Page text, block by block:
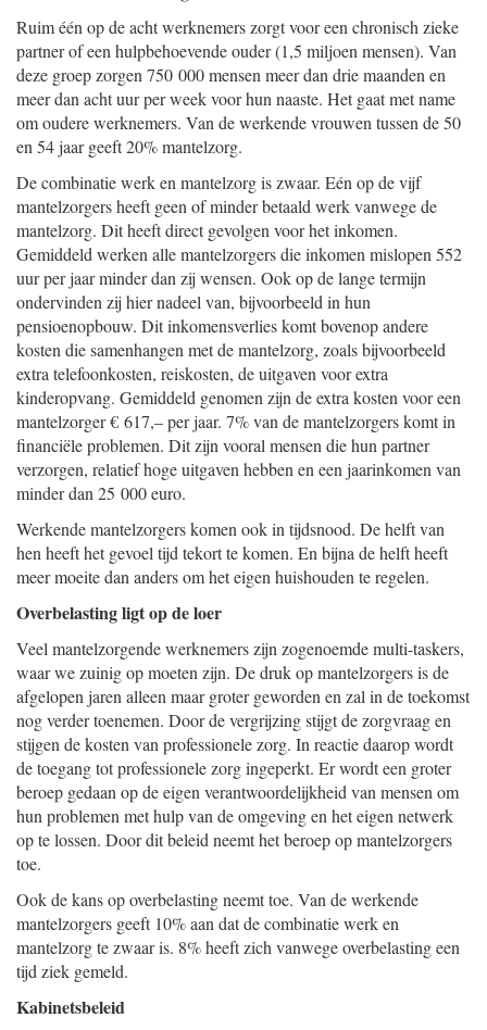
Ruim één op de acht werknemers zorgt voor een chronisch zieke
partner of een hulpbehoevende ouder (1,5 miljoen mensen). Van
deze groep zorgen 750 000 mensen meer dan drie maanden en
meer dan acht uur per week voor hun naaste. Het gaat met name
om oudere werknemers. Van de werkende vrouwen tussen de 50
en 54 jaar geeft 20% mantelzorg.
De combinatie werk en mantelzorg is zwaar. Eén op de vijf
mantelzorgers heeft geen of minder betaald werk vanwege de
mantelzorg. Dit heeft direct gevolgen voor het inkomen.
Gemiddeld werken alle mantelzorgers die inkomen mislopen 552
uur per jaar minder dan zij wensen. Ook op de lange termijn
ondervinden zij hier nadeel van, bijvoorbeeld in hun
pensioenopbouw. Dit inkomensverlies komt bovenop andere
kosten die samenhangen met de mantelzorg, zoals bijvoorbeeld
extra telefoonkosten, reiskosten, de uitgaven voor extra
kinderopvang. Gemiddeld genomen zijn de extra kosten voor een
mantelzorger € 617,– per jaar. 7% van de mantelzorgers komt in
financiële problemen. Dit zijn vooral mensen die hun partner
verzorgen, relatief hoge uitgaven hebben en een jaarinkomen van
minder dan 25 000 euro.
Werkende mantelzorgers komen ook in tijdsnood. De helft van
hen heeft het gevoel tijd tekort te komen. En bijna de helft heeft
meer moeite dan anders om het eigen huishouden te regelen.
Overbelasting ligt op de loer
Veel mantelzorgende werknemers zijn zogenoemde multi-taskers,
waar we zuinig op moeten zijn. De druk op mantelzorgers is de
afgelopen jaren alleen maar groter geworden en zal in de toekomst
nog verder toenemen. Door de vergrijzing stijgt de zorgvraag en
stijgen de kosten van professionele zorg. In reactie daarop wordt
de toegang tot professionele zorg ingeperkt. Er wordt een groter
beroep gedaan op de eigen verantwoordelijkheid van mensen om
hun problemen met hulp van de omgeving en het eigen netwerk
op te lossen. Door dit beleid neemt het beroep op mantelzorgers
toe.
Ook de kans op overbelasting neemt toe. Van de werkende
mantelzorgers geeft 10% aan dat de combinatie werk en
mantelzorg te zwaar is. 8% heeft zich vanwege overbelasting een
tijd ziek gemeld.
Kabinetsbeleid